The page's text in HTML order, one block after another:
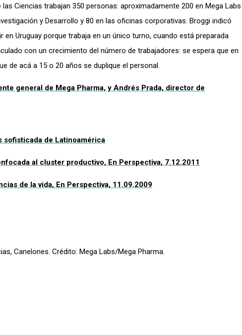
Ciencias trabajan 350 personas: aproximadamente 200 en Mega Labs
y Desarrollo y 80 en las oficinas corporativas. Broggi indicó
Uruguay porque trabaja en un único turno, cuando está preparada
con un crecimiento del número de trabajadores: se espera que en
de acá a 15 o 20 años se duplique el personal.
general de Mega Pharma, y Andrés Prada, director de
sofisticada de Latinoamérica
al cluster productivo, En Perspectiva, 7.12.2011
de la vida, En Perspectiva, 11.09.2009
Canelones. Crédito: Mega Labs/Mega Pharma.